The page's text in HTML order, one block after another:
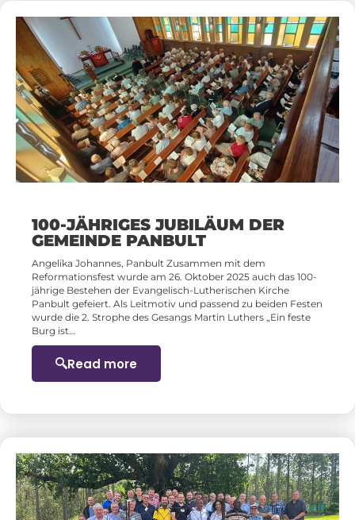
100-JÄHRIGES JUBILÄUM DER
GEMEINDE PANBULT
Angelika Johannes, Panbult Zusammen mit dem
Reformationsfest wurde am 26. Oktober 2025 auch das 100-
jährige Bestehen der Evangelisch-Lutherischen Kirche
Panbult gefeiert. Als Leitmotiv und passend zu beiden Festen
wurde die 2. Strophe des Gesangs Martin Luthers „Ein feste
Burg ist…
Read more